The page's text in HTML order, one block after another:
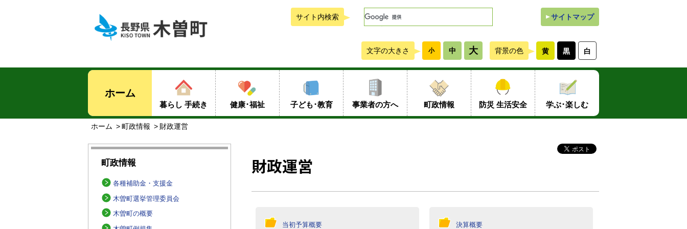
サイトマップ
サイト内検索
白
黒
黄
背景の色
大
中
小
文字の大きさ
ホーム
暮らし 手続き 健康･福祉 子ども･教育 事業者の方へ 町政情報 防災 生活安全 学ぶ･楽しむ
ホーム 町政情報 財政運営
町政情報
各種補助金・支援金
木曽町選挙管理委員会
木曽町の概要
財政運営
当初予算概要 決算概要